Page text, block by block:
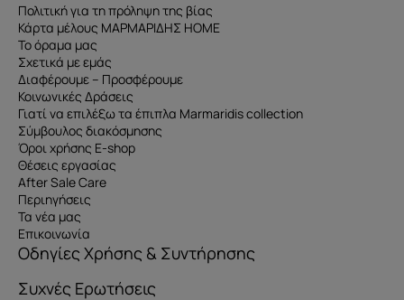
Πολιτική για τη πρόληψη της βίας
Κάρτα μέλους ΜΑΡΜΑΡΙΔΗΣ HOME
Το όραμα μας
Σχετικά με εμάς
Διαφέρουμε – Προσφέρουμε
Κοινωνικές Δράσεις
Γιατί να επιλέξω τα έπιπλα Marmaridis collection
Σύμβουλος διακόσμησης
Όροι χρήσης E-shop
Θέσεις εργασίας
After Sale Care
Περιηγήσεις
Τα νέα μας
Επικοινωνία
Οδηγίες Χρήσης & Συντήρησης
Συχνές Ερωτήσεις